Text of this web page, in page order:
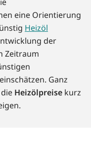
eine Orientierung
Heizöl
der
Zeitraum
Ganz
Heizölpreise kurz